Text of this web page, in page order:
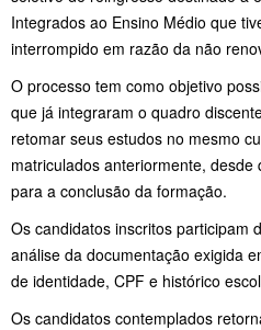
Integrados ao Ensino Médio que
interrompido em razão da não
O processo tem como objetivo
que já integraram o quadro
retomar seus estudos no mesmo
matriculados anteriormente,
para a conclusão da formação.
Os candidatos inscritos participam
análise da documentação exigida
de identidade, CPF e histórico
Os candidatos contemplados